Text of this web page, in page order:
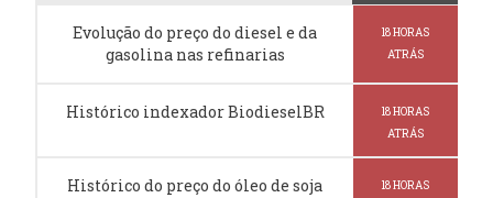
Evolução do preço do diesel e da
gasolina nas refinarias
18 HORAS
ATRÁS
Histórico indexador BiodieselBR
18 HORAS
ATRÁS
Histórico do preço do óleo de soja
18 HORAS